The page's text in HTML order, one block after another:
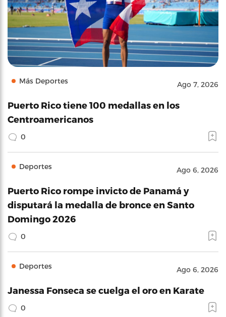
Más Deportes Ago 7, 2026
Puerto Rico tiene 100 medallas en los
Centroamericanos
0
Deportes Ago 6, 2026
Puerto Rico rompe invicto de Panamá y
disputará la medalla de bronce en Santo
Domingo 2026
0
Deportes Ago 6, 2026
Janessa Fonseca se cuelga el oro en Karate
0